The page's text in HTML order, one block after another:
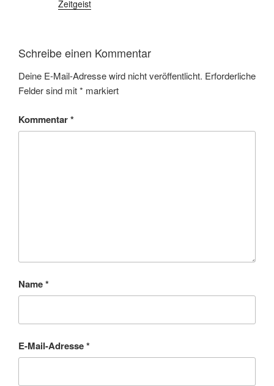
Zeitgeist
Schreibe einen Kommentar
Deine E-Mail-Adresse wird nicht veröffentlicht. Erforderliche
Felder sind mit* markiert
Kommentar*
Name*
E-Mail-Adresse*